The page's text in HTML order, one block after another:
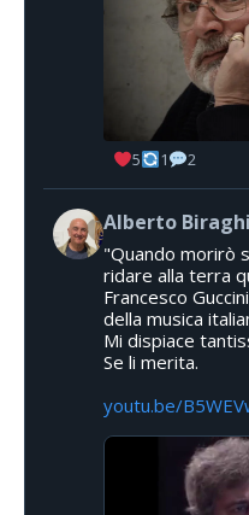
5 1 2
Alberto Biraghi
"Quando morirò
ridare alla terra
Francesco
della musica
Mi dispiace
Se li merita.
youtu.be/